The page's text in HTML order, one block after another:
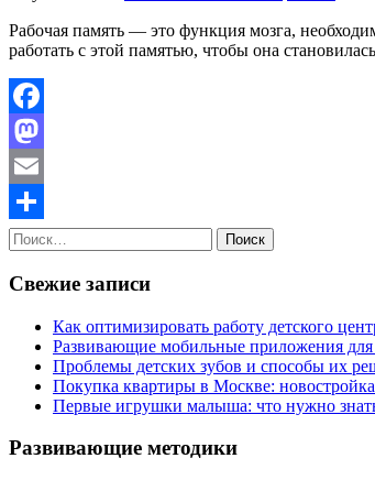
Рабочая память — это функция мозга,
работать с этой памятью, чтобы она
Facebook
Mastodon
Email
Отправить
Найти:
Свежие записи
Как оптимизировать работу детского
Развивающие мобильные приложения для
Проблемы детских зубов и способы их
Покупка квартиры в Москве:
Первые игрушки малыша: что нужно
Развивающие методики